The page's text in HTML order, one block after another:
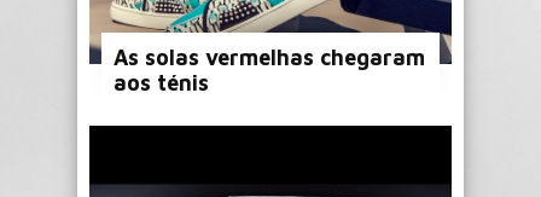
As solas vermelhas chegaram
aos ténis